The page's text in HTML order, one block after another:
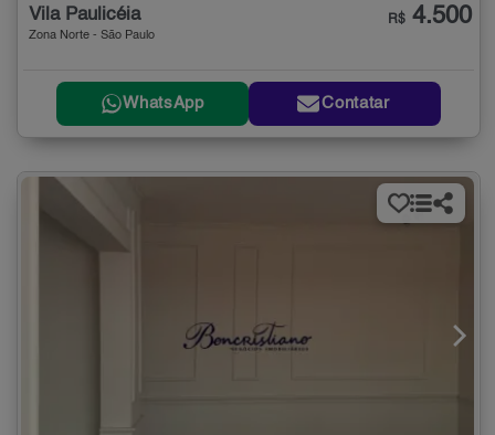
Vila Paulicéia
Zona Norte - São Paulo
R$ 4.500
WhatsApp Contatar